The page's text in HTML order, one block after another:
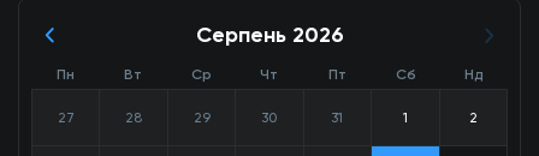
Серпень 2026
Пн Вт Ср Чт Пт Сб Нд
27 28 29 30 31 1 2